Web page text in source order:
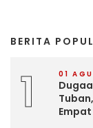
BERITA
1 01
Empat